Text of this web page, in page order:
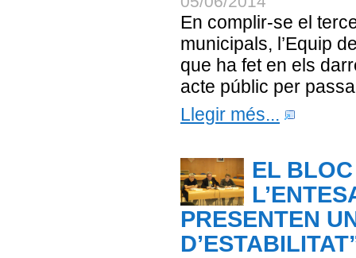
En complir-se el
municipals, l’Equip
que ha fet en els
acte públic per
Llegir més...
EL
PRESENTEN